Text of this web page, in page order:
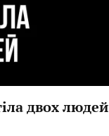
двох людей